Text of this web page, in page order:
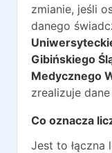
zmianie, jeśli
danego
Gibińskiego
Medycznego
zrealizuje
Co oznacza
Jest to łączna